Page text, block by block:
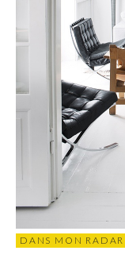
DANS MON RADAR